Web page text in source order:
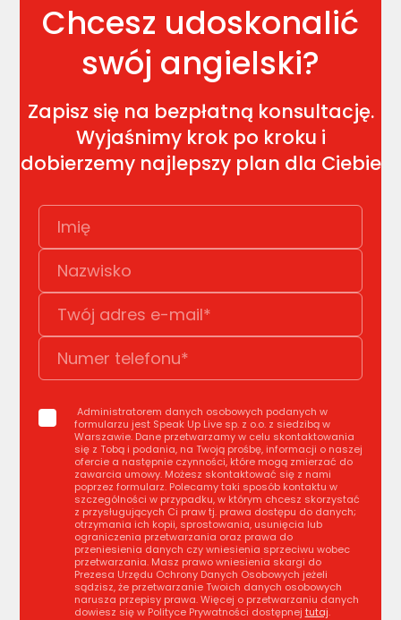
Chcesz udoskonalić
swój angielski?
Zapisz się na bezpłatną konsultację.
Wyjaśnimy krok po kroku i
dobierzemy najlepszy plan dla Ciebie
Administratorem danych osobowych podanych w
formularzu jest Speak Up Live sp. z o.o. z siedzibą w
Warszawie. Dane przetwarzamy w celu skontaktowania
się z Tobą i podania, na Twoją prośbę, informacji o naszej
ofercie a następnie czynności, które mogą zmierzać do
zawarcia umowy. Możesz skontaktować się z nami
poprzez formularz. Polecamy taki sposób kontaktu w
szczególności w przypadku, w którym chcesz skorzystać
z przysługujących Ci praw tj. prawa dostępu do danych;
otrzymania ich kopii, sprostowania, usunięcia lub
ograniczenia przetwarzania oraz prawa do
przeniesienia danych czy wniesienia sprzeciwu wobec
przetwarzania. Masz prawo wniesienia skargi do
Prezesa Urzędu Ochrony Danych Osobowych jeżeli
sądzisz, że przetwarzanie Twoich danych osobowych
narusza przepisy prawa. Więcej o przetwarzaniu danych
dowiesz się w Polityce Prywatności dostępnej tutaj.